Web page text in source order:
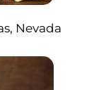
Nevada